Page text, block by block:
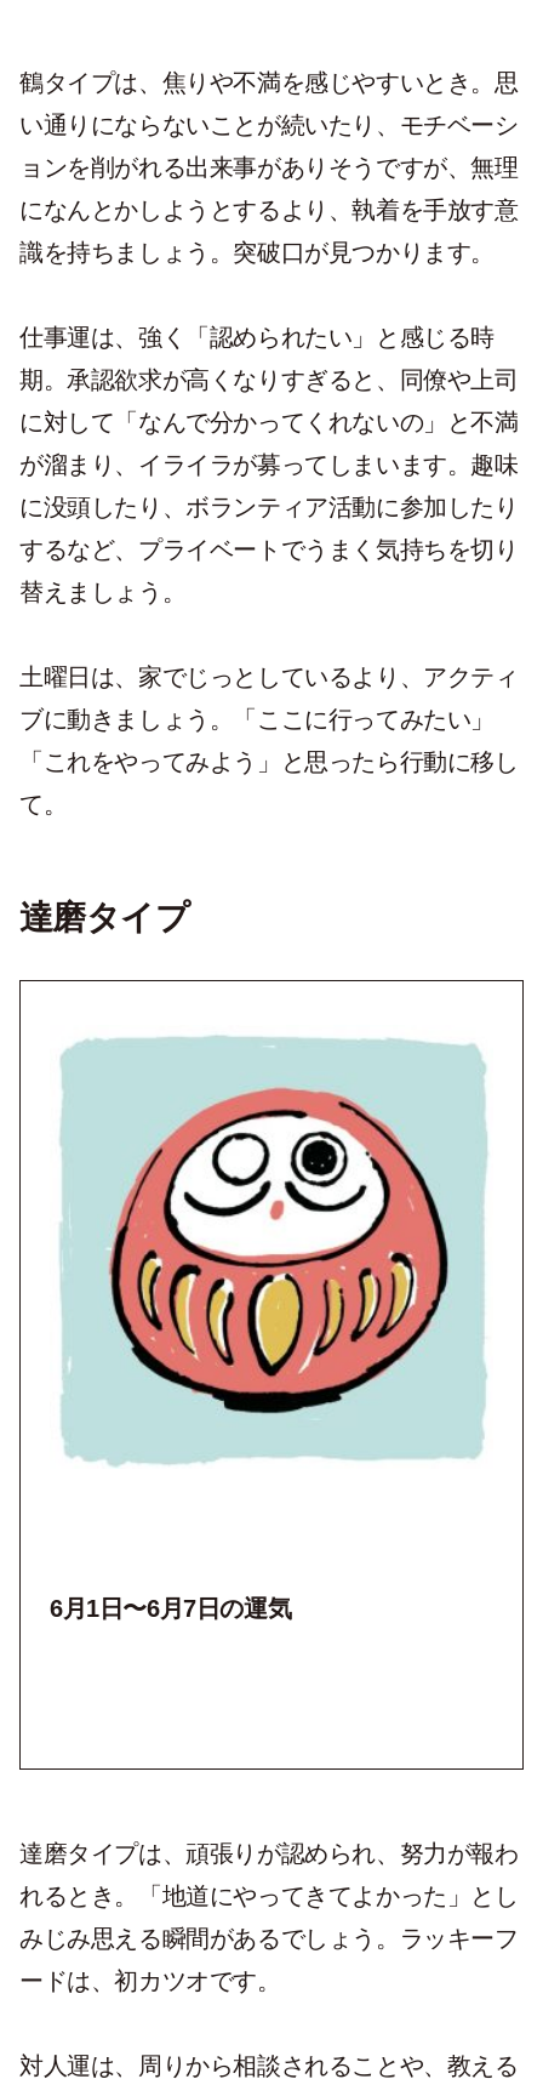
鶴タイプは、焦りや不満を感じやすいとき。思
い通りにならないことが続いたり、モチベーシ
ョンを削がれる出来事がありそうですが、無理
になんとかしようとするより、執着を手放す意
識を持ちましょう。突破口が見つかります。
仕事運は、強く「認められたい」と感じる時
期。承認欲求が高くなりすぎると、同僚や上司
に対して「なんで分かってくれないの」と不満
が溜まり、イライラが募ってしまいます。趣味
に没頭したり、ボランティア活動に参加したり
するなど、プライベートでうまく気持ちを切り
替えましょう。
土曜日は、家でじっとしているより、アクティ
ブに動きましょう。「ここに行ってみたい」
「これをやってみよう」と思ったら行動に移し
て。
達磨タイプ
6月1日〜6月7日の運気
達磨タイプは、頑張りが認められ、努力が報わ
れるとき。「地道にやってきてよかった」とし
みじみ思える瞬間があるでしょう。ラッキーフ
ードは、初カツオです。
対人運は、周りから相談されることや、教える